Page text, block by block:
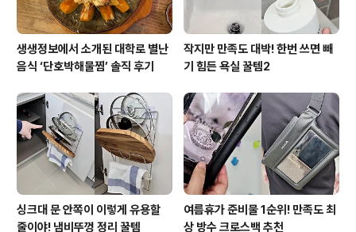
생생정보에서 소개된 대학로 별난
음식 ‘단호박해물찜’ 솔직 후기
작지만 만족도 대박! 한번 쓰면 빼
기 힘든 욕실 꿀템2
싱크대 문 안쪽이 이렇게 유용할
줄이야! 냄비뚜껑 정리 꿀템
여름휴가 준비물 1순위! 만족도 최
상 방수 크로스백 추천